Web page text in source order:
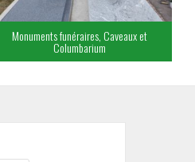
Monuments funéraires, Caveaux et
Columbarium